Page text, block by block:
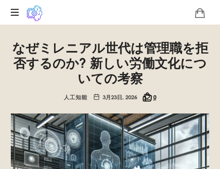
コ
の
バ
の
技
術
的
独
なぜミレニアル世代は管理職を拒
否するのか? 新しい労働文化につ
いての考察
人工知能 3月23日, 2026 0